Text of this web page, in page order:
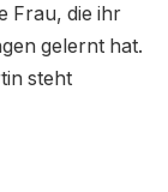
Frau, die ihr
gelernt hat.
steht